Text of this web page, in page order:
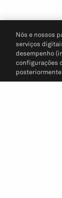
Nós e nossos
serviços
desempenho
configurações